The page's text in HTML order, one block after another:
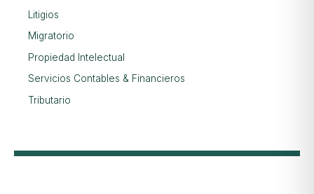
Litigios
Migratorio
Propiedad Intelectual
Servicios Contables & Financieros
Tributario